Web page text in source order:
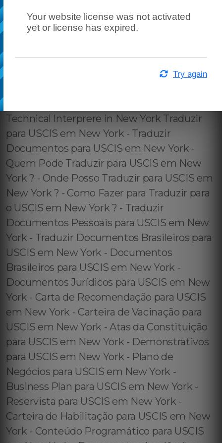
Your website license was not activated
yet or license has expired.
Try again